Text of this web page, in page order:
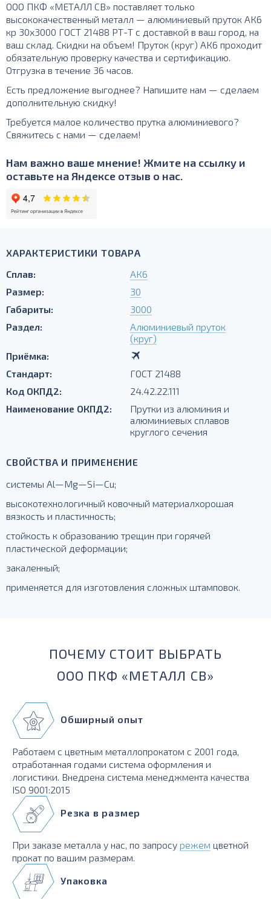
ООО ПКФ «МЕТАЛЛ СВ» поставляет только
высококачественный металл — алюминиевый пруток АК6
кр 30х3000 ГОСТ 21488 РТ-Т с доставкой в ваш город, на
ваш склад. Скидки на объем! Пруток (круг) АК6 проходит
обязательную проверку качества и сертификацию.
Отгрузка в течение 36 часов.
Есть предложение выгоднее? Напишите нам — сделаем
дополнительную скидку!
Требуется малое количество прутка алюминиевого?
Свяжитесь с нами — сделаем!
Нам важно ваше мнение! Жмите на ссылку и
оставьте на Яндексе отзыв о нас.
ХАРАКТЕРИСТИКИ ТОВАРА
Сплав:
АК6
Размер:
30
Габариты:
3000
Раздел:
Алюминиевый пруток
(круг)
Приёмка:
Стандарт:
ГОСТ 21488
Код ОКПД2:
24.42.22.111
Наименование ОКПД2:
Прутки из алюминия и
алюминиевых сплавов
круглого сечения
СВОЙСТВА И ПРИМЕНЕНИЕ
системы Аl—Mg—Si—Сu;
высокотехнологичный ковочный материалхорошая
вязкость и пластичность;
стойкость к образованию трещин при горячей
пластической деформации;
закаленный;
применяется для изготовления сложных штамповок.
ПОЧЕМУ СТОИТ ВЫБРАТЬ
ООО ПКФ «МЕТАЛЛ СВ»
Обширный опыт
Работаем с цветным металлопрокатом с 2001 года,
отработанная годами система оформления и
логистики. Внедрена система менеджмента качества
ISO 9001:2015
Резка в размер
При заказе металла у нас, по запросу режем цветной
прокат по вашим размерам.
Упаковка